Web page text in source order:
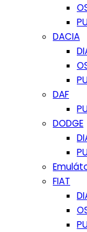
DACIA
DAF
DODGE
FIAT